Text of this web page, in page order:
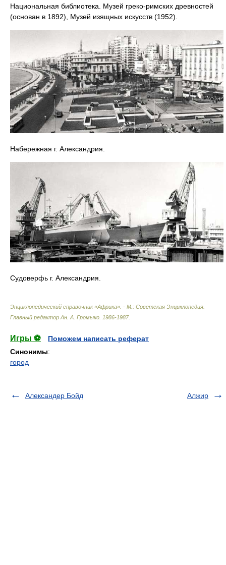
Национальная библиотека. Музей греко-римских древностей
(основан в 1892), Музей изящных искусств (1952).
Набережная г. Александрия.
Судоверфь г. Александрия.
Энциклопедический справочник «Африка». - М.: Советская Энциклопедия
Главный редактор Ан. А. Громыко 1986-1987.
Игры ⚽
Поможем написать реферат
Синонимы:
город
Александер Бойд Алжир